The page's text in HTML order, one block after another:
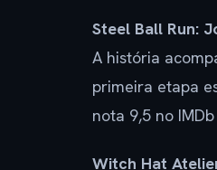
Steel Ball Run:
A história
primeira etapa
nota 9,5 no
Witch Hat